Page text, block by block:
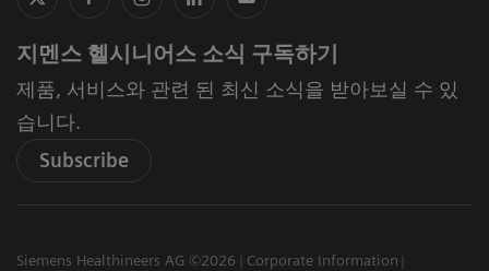
지멘스 헬시니어스 소식 구독하기
제품, 서비스와 관련 된 최신 소식을 받아보실 수 있
습니다.
Subscribe
Siemens Healthineers AG ©2026
Corporate Information